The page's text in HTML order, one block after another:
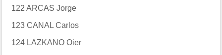
122 ARCAS Jorge
123 CANAL Carlos
124 LAZKANO Oier